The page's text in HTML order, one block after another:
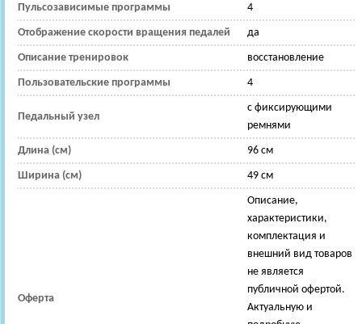
Пульсозависимые программы 4
Отображение скорости вращения педалей да
Описание тренировок восстановление
Пользовательские программы 4
Педальный узел
с фиксирующими
ремнями
Длина (см) 96 см
Ширина (см) 49 см
Оферта
Описание,
характеристики,
комплектация и
внешний вид товаров
не является
публичной офертой.
Актуальную и